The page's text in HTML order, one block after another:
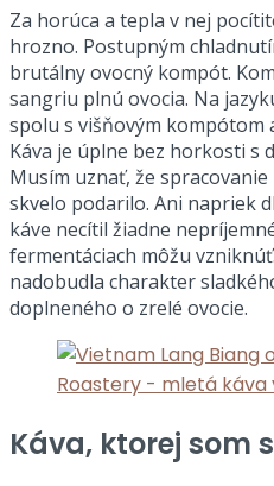
Za horúca a tepla v nej
hrozno. Postupným
brutálny ovocný kompót.
sangriu plnú ovocia. Na
spolu s višňovým kompótom
Káva je úplne bez horkosti s
Musím uznať, že
skvelo podarilo. Ani napriek
káve necítil žiadne
fermentáciach môžu
nadobudla charakter
doplneného o zrelé ovocie.
Káva, ktorej som